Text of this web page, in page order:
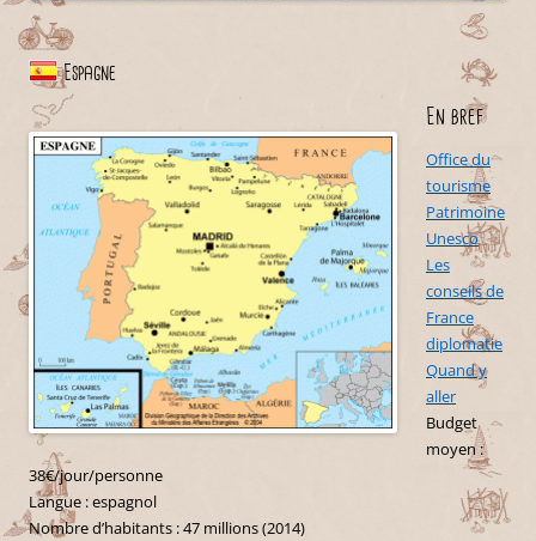
Espagne
En bref
Office du
tourisme
Patrimoine
Unesco
Les
conseils de
France
diplomatie
Quand y
aller
Budget
moyen :
38€/jour/personne
Langue : espagnol
Nombre d’habitants : 47 millions (2014)